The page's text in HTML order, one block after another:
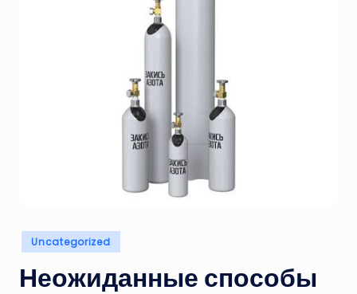
Posted
in
Uncategorized
Неожиданные способы